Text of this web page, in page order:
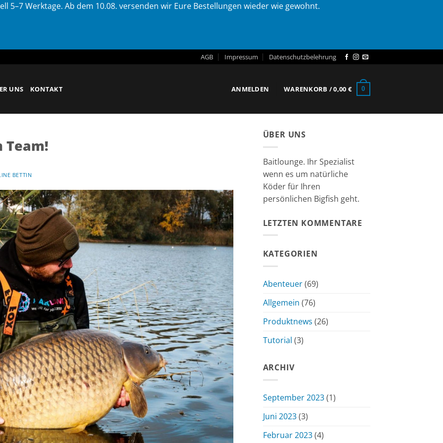
Werktage. Ab dem 10.08. versenden wir Eure Bestellungen wieder wie gewohnt.
AGB Impressum Datenschutzbelehrung
UNS KONTAKT ANMELDEN WARENKORB /0,00 € 0
Team!
BETTIN
ÜBER UNS
Baitlounge. Ihr Spezialist
wenn es um natürliche
Köder für Ihren
persönlichen Bigfish geht.
LETZTEN KOMMENTARE
KATEGORIEN
Abenteuer(69)
Allgemein (76)
Produktnews (26)
Tutorial (3)
ARCHIV
September 2023(1)
Juni 2023(3)
Februar 2023(4)